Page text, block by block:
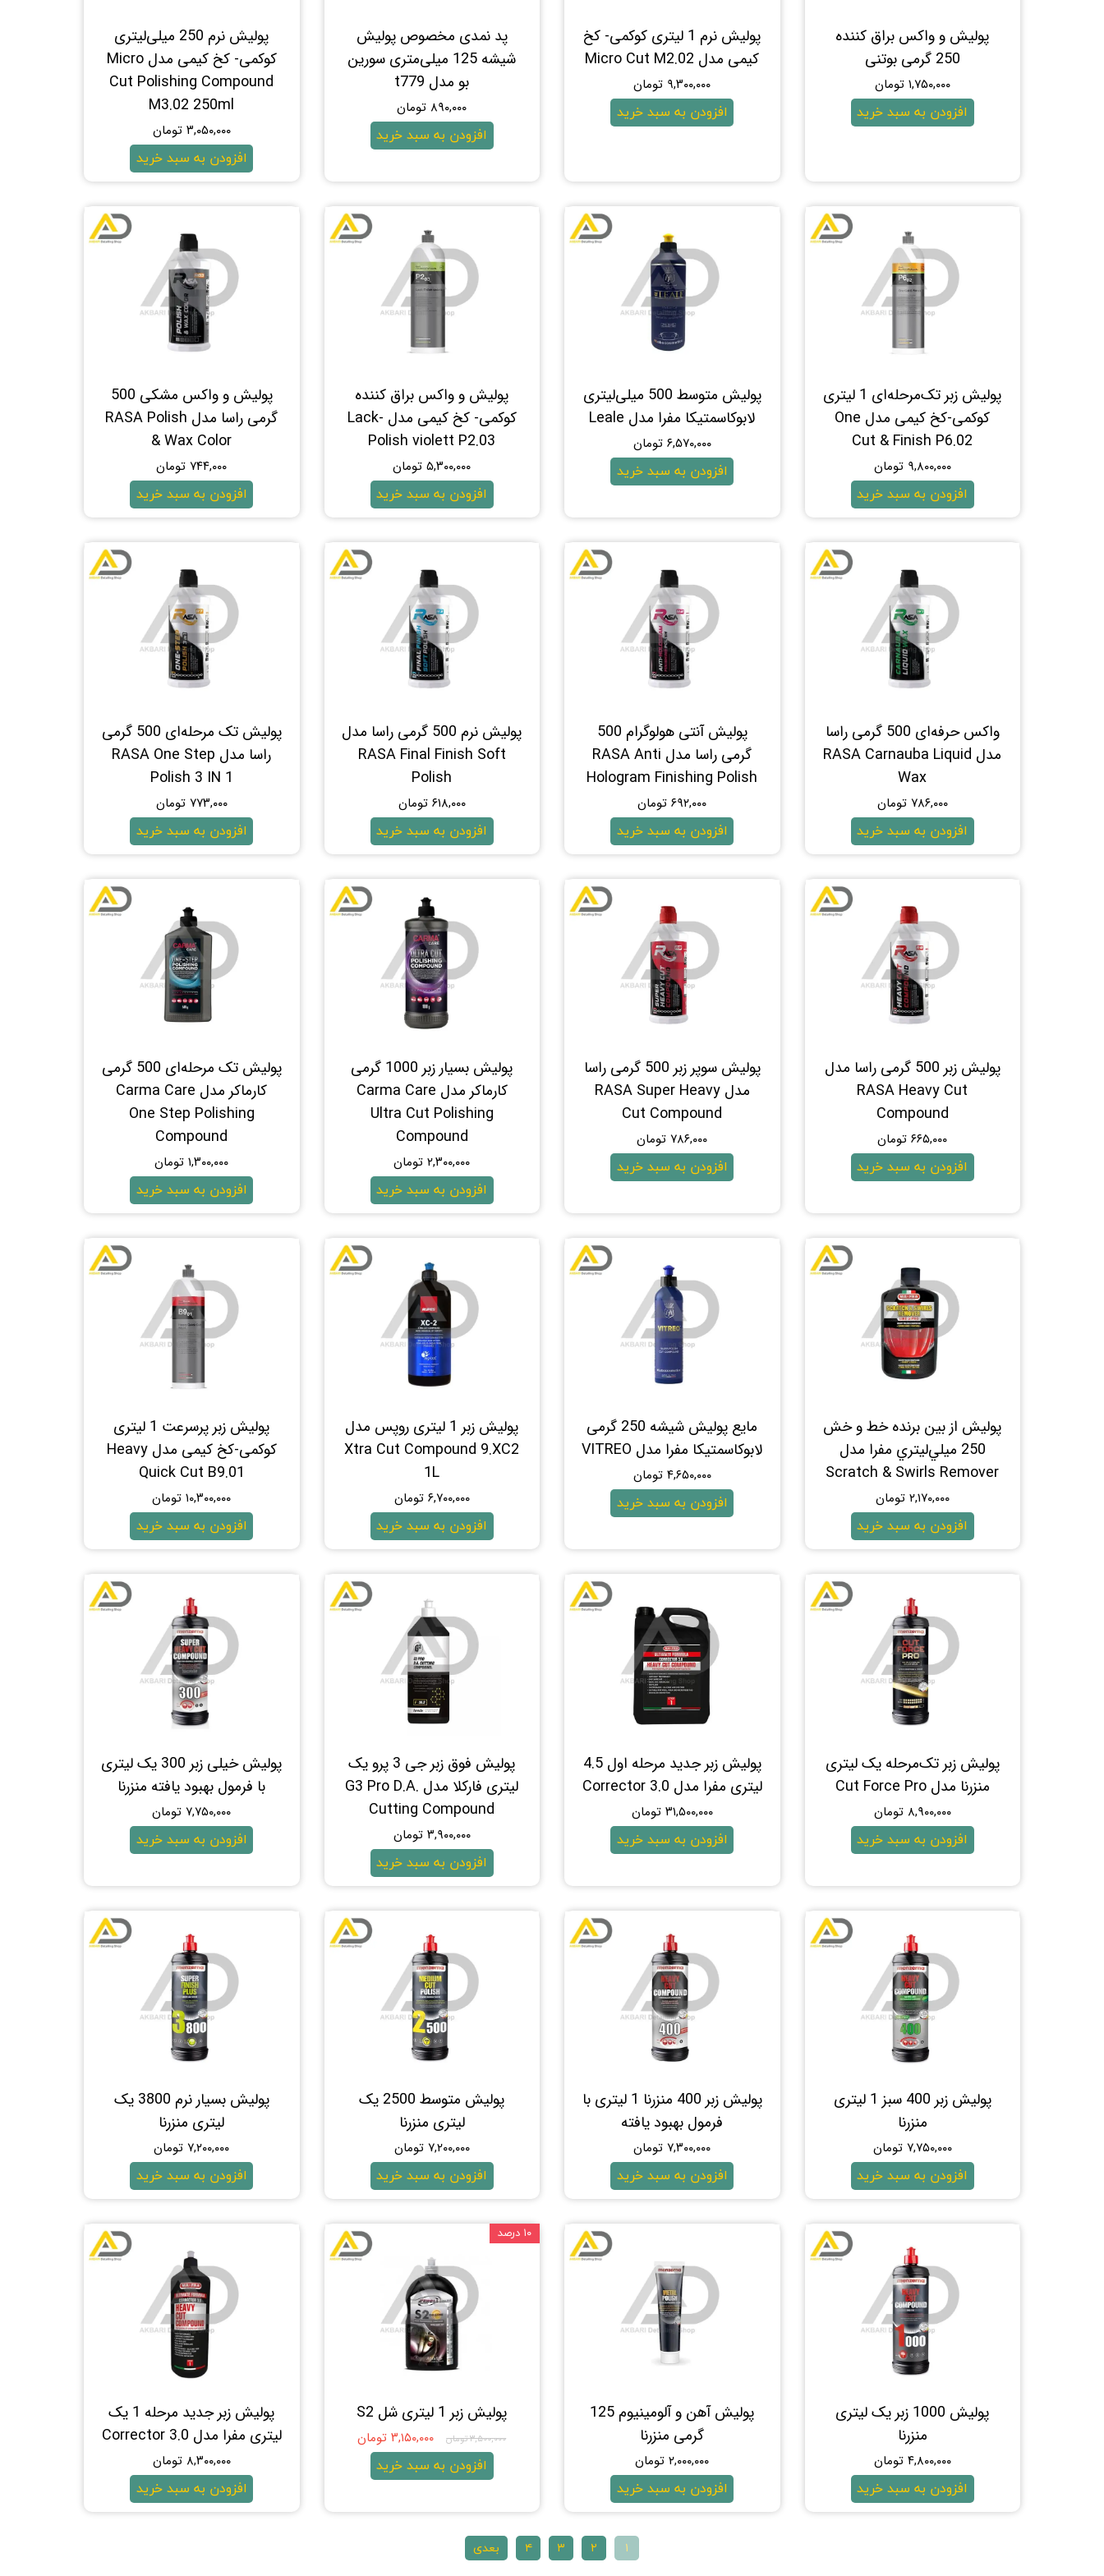
پولیش و واکس براق کننده
250 گرمی بوتنی
۱,۷۵۰,۰۰۰ تومان
افزودن به سبد خرید
پولیش نرم 1 لیتری کوکمی- کخ
کیمی مدل Micro Cut M2.02
۹,۳۰۰,۰۰۰ تومان
افزودن به سبد خرید
پد نمدی مخصوص پولیش
شیشه 125 میلی‌متری سورین
بو مدل t779
۸۹۰,۰۰۰ تومان
افزودن به سبد خرید
پولیش نرم 250 میلی‌لیتری
کوکمی- کخ کیمی مدل Micro
Cut Polishing Compound
M3.02 250ml
۳,۰۵۰,۰۰۰ تومان
افزودن به سبد خرید
پولیش زبر تک‌مرحله‌ای 1 لیتری
کوکمی-کخ کیمی مدل One
Cut & Finish P6.02
۹,۸۰۰,۰۰۰ تومان
افزودن به سبد خرید
پولیش متوسط 500 میلی‌لیتری
لابوکاسمتیکا مفرا مدل Leale
۶,۵۷۰,۰۰۰ تومان
افزودن به سبد خرید
پولیش و واکس براق کننده
کوکمی- کخ کیمی مدل Lack-
Polish violett P2.03
۵,۳۰۰,۰۰۰ تومان
افزودن به سبد خرید
پولیش و واکس مشکی 500
گرمی راسا مدل RASA Polish
& Wax Color
۷۴۴,۰۰۰ تومان
افزودن به سبد خرید
واکس حرفه‌ای 500 گرمی راسا
مدل RASA Carnauba Liquid
Wax
۷۸۶,۰۰۰ تومان
افزودن به سبد خرید
پولیش آنتی هولوگرام 500
گرمی راسا مدل RASA Anti
Hologram Finishing Polish
۶۹۲,۰۰۰ تومان
افزودن به سبد خرید
پولیش نرم 500 گرمی راسا مدل
RASA Final Finish Soft
Polish
۶۱۸,۰۰۰ تومان
افزودن به سبد خرید
پولیش تک مرحله‌ای 500 گرمی
راسا مدل RASA One Step
Polish 3 IN 1
۷۷۳,۰۰۰ تومان
افزودن به سبد خرید
پولیش زبر 500 گرمی راسا مدل
RASA Heavy Cut
Compound
۶۶۵,۰۰۰ تومان
افزودن به سبد خرید
پولیش سوپر زبر 500 گرمی راسا
مدل RASA Super Heavy
Cut Compound
۷۸۶,۰۰۰ تومان
افزودن به سبد خرید
پولیش بسیار زبر 1000 گرمی
کارماکر مدل Carma Care
Ultra Cut Polishing
Compound
۲,۳۰۰,۰۰۰ تومان
افزودن به سبد خرید
پولیش تک مرحله‌ای 500 گرمی
کارماکر مدل Carma Care
One Step Polishing
Compound
۱,۳۰۰,۰۰۰ تومان
افزودن به سبد خرید
پوليش از بين برنده خط و خش
250 ميلي‌ليتري مفرا مدل
Scratch & Swirls Remover
۲,۱۷۰,۰۰۰ تومان
افزودن به سبد خرید
مایع پولیش شیشه 250 گرمی
لابوکاسمتیکا مفرا مدل VITREO
۴,۶۵۰,۰۰۰ تومان
افزودن به سبد خرید
پوليش زبر 1 لیتری روپس مدل
Xtra Cut Compound 9.XC2
1L
۶,۷۰۰,۰۰۰ تومان
افزودن به سبد خرید
پولیش زبر پرسرعت 1 لیتری
کوکمی-کخ کیمی مدل Heavy
Quick Cut B9.01
۱۰,۳۰۰,۰۰۰ تومان
افزودن به سبد خرید
پولیش زبر تک‌مرحله یک لیتری
منزرنا مدل Cut Force Pro
۸,۹۰۰,۰۰۰ تومان
افزودن به سبد خرید
پولیش زبر جدید مرحله اول 4.5
لیتری مفرا مدل Corrector 3.0
۳۱,۵۰۰,۰۰۰ تومان
افزودن به سبد خرید
پولیش فوق زبر جی 3 پرو یک
لیتری فارکلا مدل G3 Pro D.A.
Cutting Compound
۳,۹۰۰,۰۰۰ تومان
افزودن به سبد خرید
پولیش خیلی زبر 300 یک لیتری
با فرمول بهبود یافته منزرنا
۷,۷۵۰,۰۰۰ تومان
افزودن به سبد خرید
پولیش زبر 400 سبز 1 لیتری
منزرنا
۷,۷۵۰,۰۰۰ تومان
افزودن به سبد خرید
پوليش زبر 400 منزرنا 1 لیتری با
فرمول بهبود يافته
۷,۳۰۰,۰۰۰ تومان
افزودن به سبد خرید
پولیش متوسط 2500 یک
لیتری منزرنا
۷,۲۰۰,۰۰۰ تومان
افزودن به سبد خرید
پولیش بسیار نرم 3800 یک
لیتری منزرنا
۷,۲۰۰,۰۰۰ تومان
افزودن به سبد خرید
پولیش 1000 زبر یک لیتری
منزرنا
۴,۸۰۰,۰۰۰ تومان
افزودن به سبد خرید
پولیش آهن و آلومینیوم 125
گرمی منزرنا
۲,۰۰۰,۰۰۰ تومان
افزودن به سبد خرید
پولیش زبر 1 لیتری شل S2
۳,۵۰۰,۰۰۰ تومان ۳,۱۵۰,۰۰۰ تومان
افزودن به سبد خرید
۱۰ درصد
پولیش زبر جدید مرحله 1 یک
لیتری مفرا مدل Corrector 3.0
۸,۳۰۰,۰۰۰ تومان
افزودن به سبد خرید
۱ ۲ ۳ ۴ بعدی